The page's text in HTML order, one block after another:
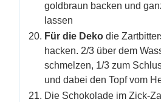
goldbraun backen und
lassen
Für die Deko die
hacken. 2/3 über dem
schmelzen, 1/3 zum
und dabei den Topf vom
Die Schokolade im Zick-